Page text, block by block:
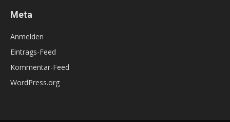
Meta
Anmelden
Eintrags-Feed
Kommentar-Feed
WordPress.org